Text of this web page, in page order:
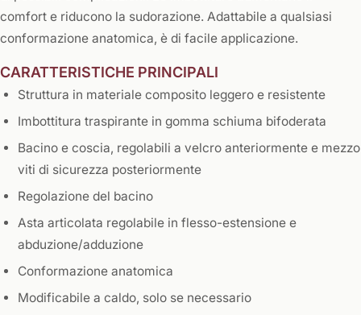
comfort e riducono la sudorazione. Adattabile a qualsiasi
conformazione anatomica, è di facile applicazione.
CARATTERISTICHE PRINCIPALI
Struttura in materiale composito leggero e resistente
Imbottitura traspirante in gomma schiuma bifoderata
Bacino e coscia, regolabili a velcro anteriormente e mezzo
viti di sicurezza posteriormente
Regolazione del bacino
Asta articolata regolabile in flesso-estensione e
abduzione/adduzione
Conformazione anatomica
Modificabile a caldo, solo se necessario